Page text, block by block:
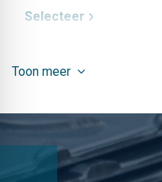
Selecteer
Toon meer